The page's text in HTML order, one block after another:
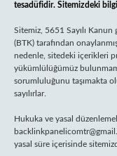
tesadüfidir. Sitemizdeki
Sitemiz, 5651 Sayılı
(BTK) tarafından
nedenle, sitedeki içerikleri
yükümlülüğümüz
sorumluluğunu taşımakta
sayılırlar.
Hukuka ve yasal
yasal süre içerisinde